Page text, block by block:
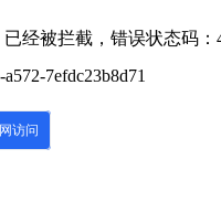
经被拦截，错误状态码：
7efdc23b8d71
访问